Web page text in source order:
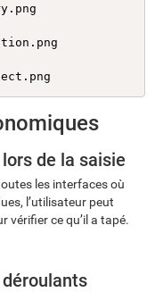
de la saisie
les interfaces où
l’utilisateur peut
vérifier ce qu’il a tapé.